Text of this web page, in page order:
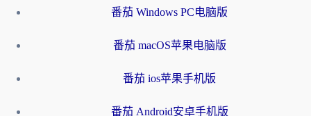
番茄 Windows PC电脑版
番茄 macOS苹果电脑版
番茄 ios苹果手机版
番茄 Android安卓手机版